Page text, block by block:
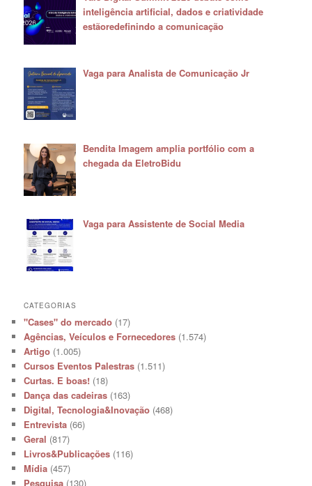
inteligência artificial, dados e criatividade
estãoredefinindo a comunicação
Vaga para Analista de Comunicação Jr
Bendita Imagem amplia portfólio com a
chegada da EletroBidu
Vaga para Assistente de Social Media
CATEGORIAS
"Cases" do mercado (17)
Agências, Veículos e Fornecedores (1.574)
Artigo (1.005)
Cursos Eventos Palestras (1.511)
Curtas. E boas! (18)
Dança das cadeiras (163)
Digital, Tecnologia&Inovação (468)
Entrevista (66)
Geral (817)
Livros&Publicações (116)
Mídia (457)
Pesquisa (130)